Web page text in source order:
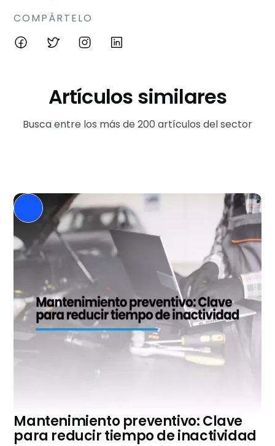
COMPÁRTELO
Artículos similares
Busca entre los más de 200 artículos del sector
Mantenimiento preventivo: Clave
para reducir tiempo de inactividad